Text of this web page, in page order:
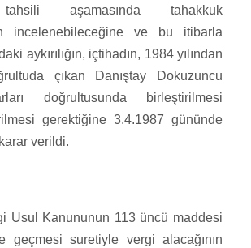
tahsili aşamasında tahakkuk
incelenebileceğine ve bu itibarla
aykırılığın, içtihadın, 1984 yılından
çıkan Danıştay Dokuzuncu
doğrultusunda birleştirilmesi
gerektiğine 3.4.1987 gününde
verildi.
Usul Kanununun 113 üncü maddesi
geçmesi suretiyle vergi alacağının